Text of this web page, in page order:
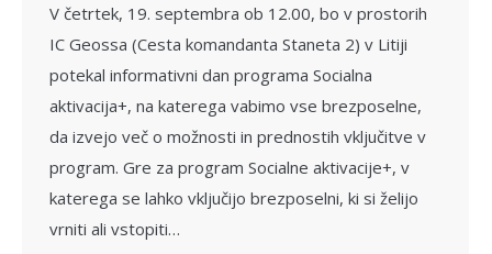
V četrtek, 19. septembra ob 12.00, bo v prostorih
IC Geossa (Cesta komandanta Staneta 2) v Litiji
potekal informativni dan programa Socialna
aktivacija+, na katerega vabimo vse brezposelne,
da izvejo več o možnosti in prednostih vključitve v
program. Gre za program Socialne aktivacije+, v
katerega se lahko vključijo brezposelni, ki si želijo
vrniti ali vstopiti…